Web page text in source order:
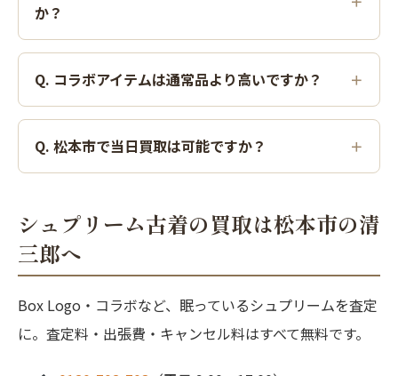
か？
Q. コラボアイテムは通常品より高いですか？
Q. 松本市で当日買取は可能ですか？
シュプリーム古着の買取は松本市の清
三郎へ
Box Logo・コラボなど、眠っているシュプリームを査定
に。査定料・出張費・キャンセル料はすべて無料です。